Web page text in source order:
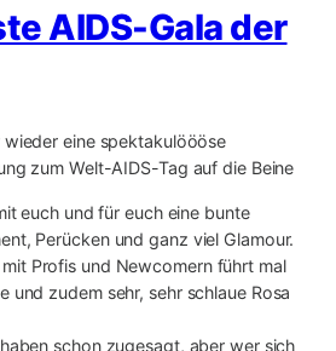
AIDS-Gala der
eine spektakulöööse
zum Welt-AIDS-Tag auf die Beine
euch und für euch eine bunte
Perücken und ganz viel Glamour.
Profis und Newcomern führt mal
und zudem sehr, sehr schlaue Rosa
schon zugesagt, aber wer sich